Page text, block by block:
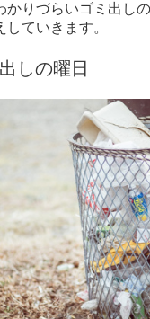
かりづらいゴミ出し
ていきます。
しの曜日